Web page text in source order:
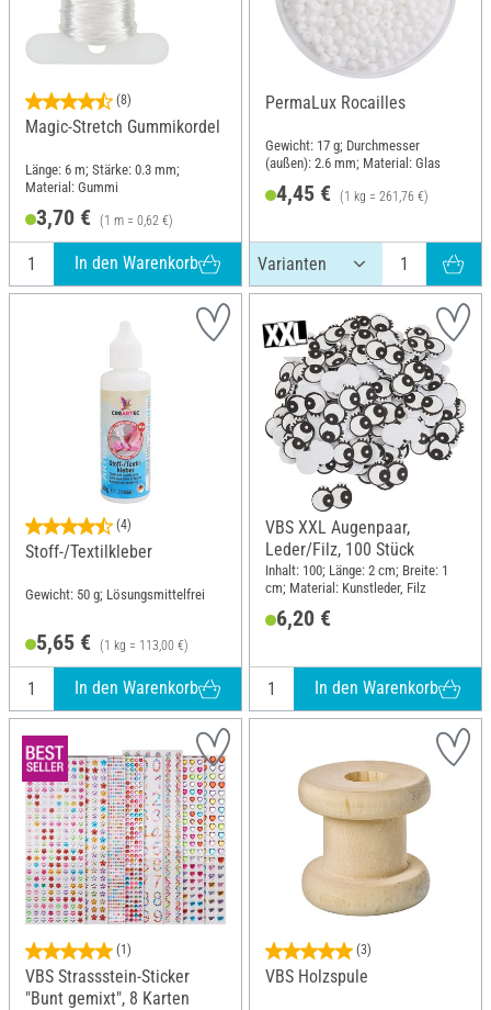
(8)
Magic-Stretch Gummikordel
Länge: 6 m; Stärke: 0.3 mm;
Material: Gummi
3,70 € (1 m = 0,62 €)
In den Warenkorb
PermaLux Rocailles
Gewicht: 17 g; Durchmesser
(außen): 2.6 mm; Material: Glas
4,45 € (1 kg = 261,76 €)
(4)
Stoff-/Textilkleber
Gewicht: 50 g; Lösungsmittelfrei
5,65 € (1 kg = 113,00 €)
In den Warenkorb
VBS XXL Augenpaar,
Leder/Filz, 100 Stück
Inhalt: 100; Länge: 2 cm; Breite: 1
cm; Material: Kunstleder, Filz
6,20 €
In den Warenkorb
(1)
VBS Strassstein-Sticker
"Bunt gemixt", 8 Karten
(3)
VBS Holzspule